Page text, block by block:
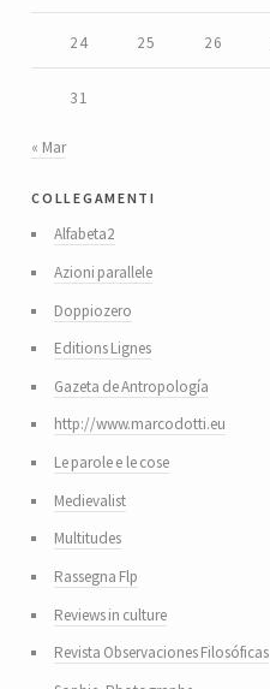
24 25 26
31
« Mar
collegamenti
Alfabeta2
Azioni parallele
Doppiozero
Editions Lignes
Gazeta de Antropología
http://www.marcodotti.eu
Le parole e le cose
Medievalist
Multitudes
Rassegna Flp
Reviews in culture
Revista Observaciones Filosóficas